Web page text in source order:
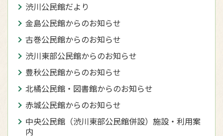
渋川公民館だより
金島公民館からのお知らせ
古巻公民館からのお知らせ
渋川東部公民館からのお知らせ
豊秋公民館からのお知らせ
北橘公民館・図書館からのお知らせ
赤城公民館からのお知らせ
中央公民館（渋川東部公民館併設）施設・利用案
内